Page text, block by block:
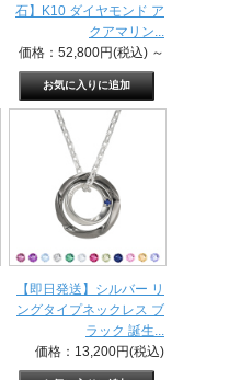
石】K10 ダイヤモンド ア
クアマリン...
価格：52,800円(税込) ～
【即日発送】シルバー リ
ングタイプネックレス ブ
ラック 誕生...
価格：13,200円(税込)